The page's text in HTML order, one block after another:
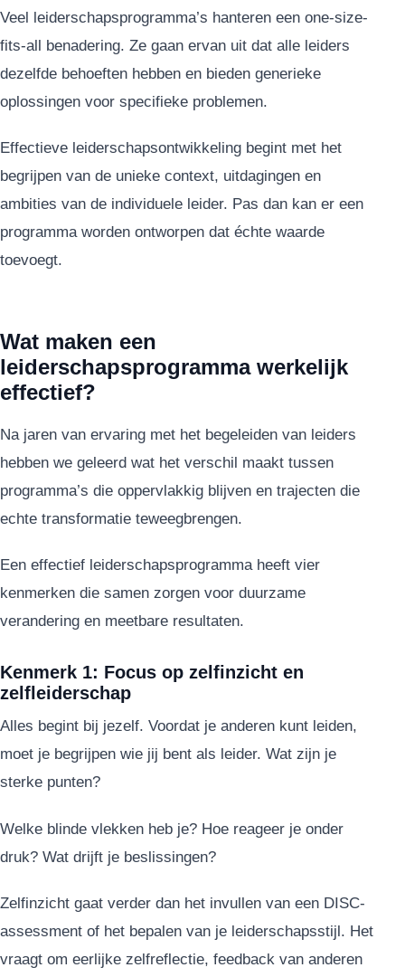
Veel leiderschapsprogramma’s hanteren een one-size-
fits-all benadering. Ze gaan ervan uit dat alle leiders
dezelfde behoeften hebben en bieden generieke
oplossingen voor specifieke problemen.
Effectieve leiderschapsontwikkeling begint met het
begrijpen van de unieke context, uitdagingen en
ambities van de individuele leider. Pas dan kan er een
programma worden ontworpen dat échte waarde
toevoegt.
Wat maken een
leiderschapsprogramma werkelijk
effectief?
Na jaren van ervaring met het begeleiden van leiders
hebben we geleerd wat het verschil maakt tussen
programma’s die oppervlakkig blijven en trajecten die
echte transformatie teweegbrengen.
Een effectief leiderschapsprogramma heeft vier
kenmerken die samen zorgen voor duurzame
verandering en meetbare resultaten.
Kenmerk 1: Focus op zelfinzicht en
zelfleiderschap
Alles begint bij jezelf. Voordat je anderen kunt leiden,
moet je begrijpen wie jij bent als leider. Wat zijn je
sterke punten?
Welke blinde vlekken heb je? Hoe reageer je onder
druk? Wat drijft je beslissingen?
Zelfinzicht gaat verder dan het invullen van een DISC-
assessment of het bepalen van je leiderschapsstijl. Het
vraagt om eerlijke zelfreflectie, feedback van anderen